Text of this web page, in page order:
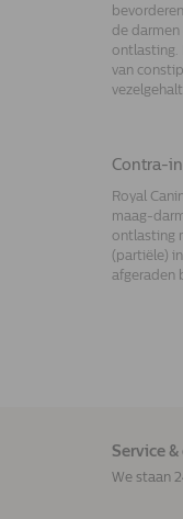
de
ontlasting.
van
Contra-
Royal
maag-
ontlasting
(partiële)
afgeraden
Service
We staan